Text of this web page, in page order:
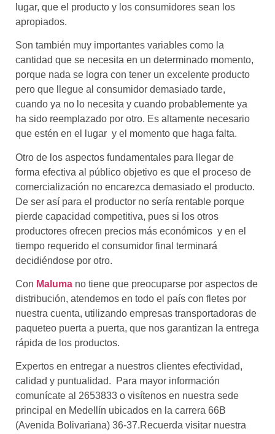
lugar, que el producto y los consumidores sean los
apropiados.
Son también muy importantes variables como la
cantidad que se necesita en un determinado momento,
porque nada se logra con tener un excelente producto
pero que llegue al consumidor demasiado tarde,
cuando ya no lo necesita y cuando probablemente ya
ha sido reemplazado por otro. Es altamente necesario
que estén en el lugar y el momento que haga falta.
Otro de los aspectos fundamentales para llegar de
forma efectiva al público objetivo es que el proceso de
comercialización no encarezca demasiado el producto.
De ser así para el productor no sería rentable porque
pierde capacidad competitiva, pues si los otros
productores ofrecen precios más económicos y en el
tiempo requerido el consumidor final terminará
decidiéndose por otro.
Con Maluma no tiene que preocuparse por aspectos de
distribución, atendemos en todo el país con fletes por
nuestra cuenta, utilizando empresas transportadoras de
paqueteo puerta a puerta, que nos garantizan la entrega
rápida de los productos.
Expertos en entregar a nuestros clientes efectividad,
calidad y puntualidad. Para mayor información
comunícate al 2653833 o visítenos en nuestra sede
principal en Medellín ubicados en la carrera 66B
(Avenida Bolivariana) 36-37.Recuerda visitar nuestra